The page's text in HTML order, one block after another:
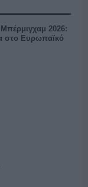
2026:
στο Ευρωπαϊκό